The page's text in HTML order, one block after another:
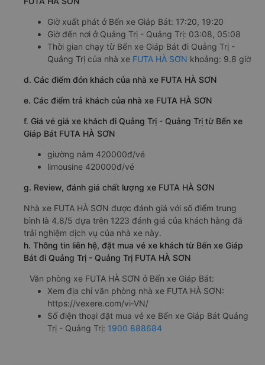
Giờ xuất phát ở Bến xe Giáp Bát: 17:20, 19:20
Giờ đến nơi ở Quảng Trị - Quảng Trị: 03:08, 05:08
Thời gian chạy từ Bến xe Giáp Bát đi Quảng Trị -
Quảng Trị của nhà xe FUTA HÀ SƠN khoảng: 9.8 giờ
d. Các điểm đón khách của nhà xe FUTA HÀ SƠN
e. Các điểm trả khách của nhà xe FUTA HÀ SƠN
f. Giá vé giá xe khách đi Quảng Trị - Quảng Trị từ Bến xe
Giáp Bát FUTA HÀ SƠN
giường nằm 420000đ/vé
limousine 420000đ/vé
g. Review, đánh giá chất lượng xe FUTA HÀ SƠN
Nhà xe FUTA HÀ SƠN được đánh giá với số điểm trung
bình là 4.8/5 dựa trên 1223 đánh giá của khách hàng đã
trải nghiệm dịch vụ của nhà xe này.
h. Thông tin liên hệ, đặt mua vé xe khách từ Bến xe Giáp
Bát đi Quảng Trị - Quảng Trị FUTA HÀ SƠN
Văn phòng xe FUTA HÀ SƠN ở Bến xe Giáp Bát:
Xem địa chỉ văn phòng nhà xe FUTA HÀ SƠN:
https://vexere.com/vi-VN/
Số điện thoại đặt mua vé xe Bến xe Giáp Bát Quảng
Trị - Quảng Trị: 1900 888684